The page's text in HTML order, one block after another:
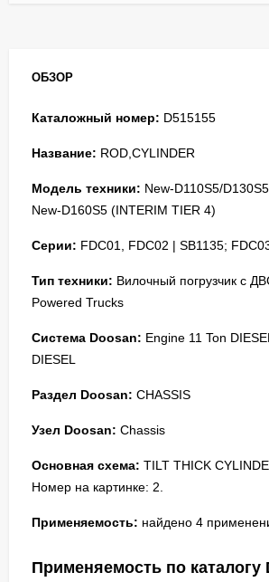
ОБЗОР
Каталожный номер: D515155
Название: ROD,CYLINDER
Модель техники: New-D110S5/
New-D160S5 (INTERIM TIER 4)
Серии: FDC01, FDC02 | SB1135;
Тип техники: Вилочный погрузчик с
Powered Trucks
Система Doosan: Engine 11 Ton
DIESEL
Раздел Doosan: CHASSIS
Узел Doosan: Chassis
Основная схема: TILT THICK
Номер на картинке: 2.
Применяемость: найдено 4
Применяемость по каталогу